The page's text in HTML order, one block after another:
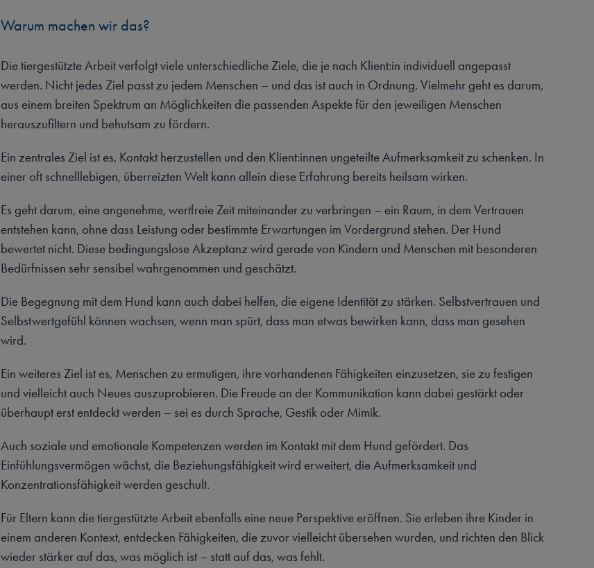
Warum machen wir das?
Die tiergestützte Arbeit verfolgt viele unterschiedliche Ziele, die je nach Klient:in individuell angepasst
werden. Nicht jedes Ziel passt zu jedem Menschen – und das ist auch in Ordnung. Vielmehr geht es darum,
aus einem breiten Spektrum an Möglichkeiten die passenden Aspekte für den jeweiligen Menschen
herauszufiltern und behutsam zu fördern.
Ein zentrales Ziel ist es, Kontakt herzustellen und den Klient:innen ungeteilte Aufmerksamkeit zu schenken. In
einer oft schnelllebigen, überreizten Welt kann allein diese Erfahrung bereits heilsam wirken.
Es geht darum, eine angenehme, wertfreie Zeit miteinander zu verbringen – ein Raum, in dem Vertrauen
entstehen kann, ohne dass Leistung oder bestimmte Erwartungen im Vordergrund stehen. Der Hund
bewertet nicht. Diese bedingungslose Akzeptanz wird gerade von Kindern und Menschen mit besonderen
Bedürfnissen sehr sensibel wahrgenommen und geschätzt.
Die Begegnung mit dem Hund kann auch dabei helfen, die eigene Identität zu stärken. Selbstvertrauen und
Selbstwertgefühl können wachsen, wenn man spürt, dass man etwas bewirken kann, dass man gesehen
wird.
Ein weiteres Ziel ist es, Menschen zu ermutigen, ihre vorhandenen Fähigkeiten einzusetzen, sie zu festigen
und vielleicht auch Neues auszuprobieren. Die Freude an der Kommunikation kann dabei gestärkt oder
überhaupt erst entdeckt werden – sei es durch Sprache, Gestik oder Mimik.
Auch soziale und emotionale Kompetenzen werden im Kontakt mit dem Hund gefördert. Das
Einfühlungsvermögen wächst, die Beziehungsfähigkeit wird erweitert, die Aufmerksamkeit und
Konzentrationsfähigkeit werden geschult.
Für Eltern kann die tiergestützte Arbeit ebenfalls eine neue Perspektive eröffnen. Sie erleben ihre Kinder in
einem anderen Kontext, entdecken Fähigkeiten, die zuvor vielleicht übersehen wurden, und richten den Blick
wieder stärker auf das, was möglich ist – statt auf das, was fehlt.